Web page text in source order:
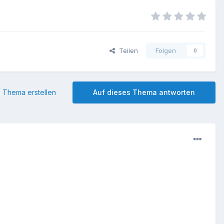
Teilen Folgen 0
Auf dieses Thema antworten
Thema erstellen